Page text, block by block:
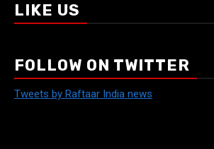
LIKE US
FOLLOW ON TWITTER
Tweets by Raftaar India news